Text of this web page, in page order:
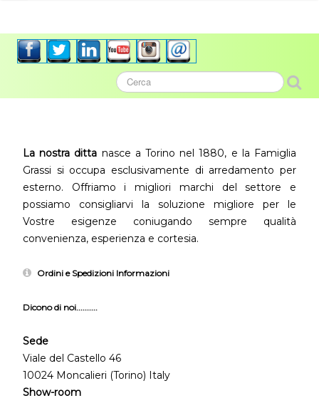
La nostra ditta nasce a Torino nel 1880, e la Famiglia
Grassi si occupa esclusivamente di arredamento per
esterno. Offriamo i migliori marchi del settore e
possiamo consigliarvi la soluzione migliore per le
Vostre esigenze coniugando sempre qualità
convenienza, esperienza e cortesia.
Ordini e Spedizioni Informazioni
Dicono di noi..........
Sede
Viale del Castello 46
10024 Moncalieri (Torino) Italy
Show-room